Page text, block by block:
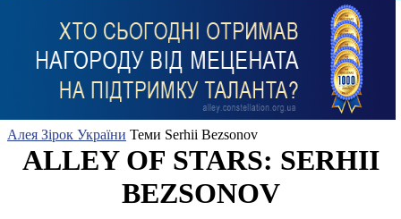
Алея Зірок України Теми Serhii Bezsonov
ALLEY OF STARS: SERHII
BEZSONOV